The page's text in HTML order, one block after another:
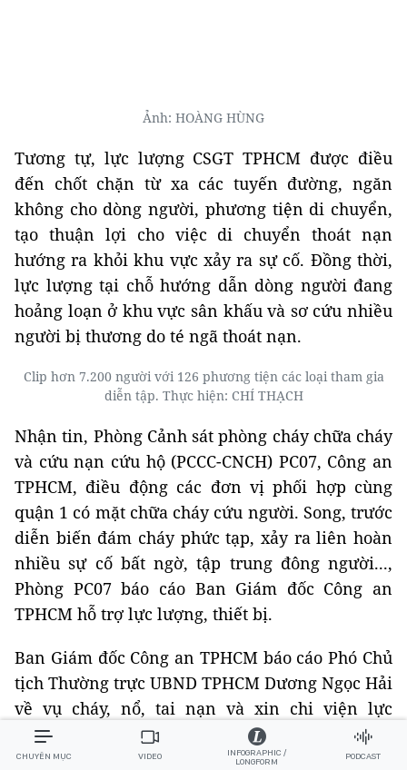
Ảnh: HOÀNG HÙNG
Tương tự, lực lượng CSGT TPHCM được điều
đến chốt chặn từ xa các tuyến đường, ngăn
không cho dòng người, phương tiện di chuyển,
tạo thuận lợi cho việc di chuyển thoát nạn
hướng ra khỏi khu vực xảy ra sự cố. Đồng thời,
lực lượng tại chỗ hướng dẫn dòng người đang
hoảng loạn ở khu vực sân khấu và sơ cứu nhiều
người bị thương do té ngã thoát nạn.
Clip hơn 7.200 người với 126 phương tiện các loại tham gia
diễn tập. Thực hiện: CHÍ THẠCH
Nhận tin, Phòng Cảnh sát phòng cháy chữa cháy
và cứu nạn cứu hộ (PCCC-CNCH) PC07, Công an
TPHCM, điều động các đơn vị phối hợp cùng
quận 1 có mặt chữa cháy cứu người. Song, trước
diễn biến đám cháy phức tạp, xảy ra liên hoàn
nhiều sự cố bất ngờ, tập trung đông người...,
Phòng PC07 báo cáo Ban Giám đốc Công an
TPHCM hỗ trợ lực lượng, thiết bị.
Ban Giám đốc Công an TPHCM báo cáo Phó Chủ
tịch Thường trực UBND TPHCM Dương Ngọc Hải
về vụ cháy, nổ, tai nạn và xin chi viện lực
lượng, phương tiện của các đơn vị quân đội, sở,
ban, ngành… phối hợp CC-CNCH. Lãnh đạo
CHUYÊN MỤC VIDEO
INFOGRAPHIC /
LONGFORM
PODCAST